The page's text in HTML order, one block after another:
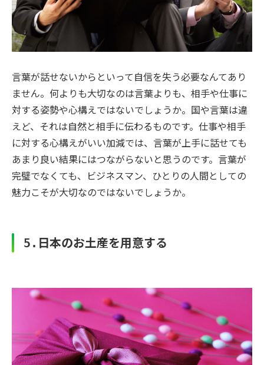
言葉が話せないからといって自信を失う必要なんてあり
ません。何よりも大切なのは言葉よりも、相手や仕事に
対する姿勢や心構えではないでしょうか。国や言葉は違
えど、それは自然と相手に伝わるものです。仕事や相手
に対する心構えがいい加減では、言葉が上手に話せても
あまり良い結果にはつながらないと思うのです。言葉が
完璧でなくても、ビジネスマン、ひとりの人間としての
魅力こそが大切なのではないでしょうか。
5. 日本のお土産を用意する